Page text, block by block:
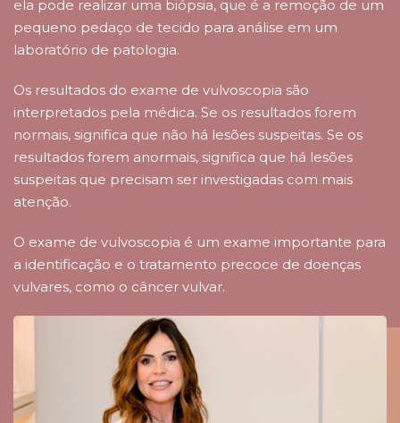
ela pode realizar uma biópsia, que é a remoção de um
pequeno pedaço de tecido para análise em um
laboratório de patologia.
Os resultados do exame de vulvoscopia são
interpretados pela médica. Se os resultados forem
normais, significa que não há lesões suspeitas. Se os
resultados forem anormais, significa que há lesões
suspeitas que precisam ser investigadas com mais
atenção.
O exame de vulvoscopia é um exame importante para
a identificação e o tratamento precoce de doenças
vulvares, como o câncer vulvar.